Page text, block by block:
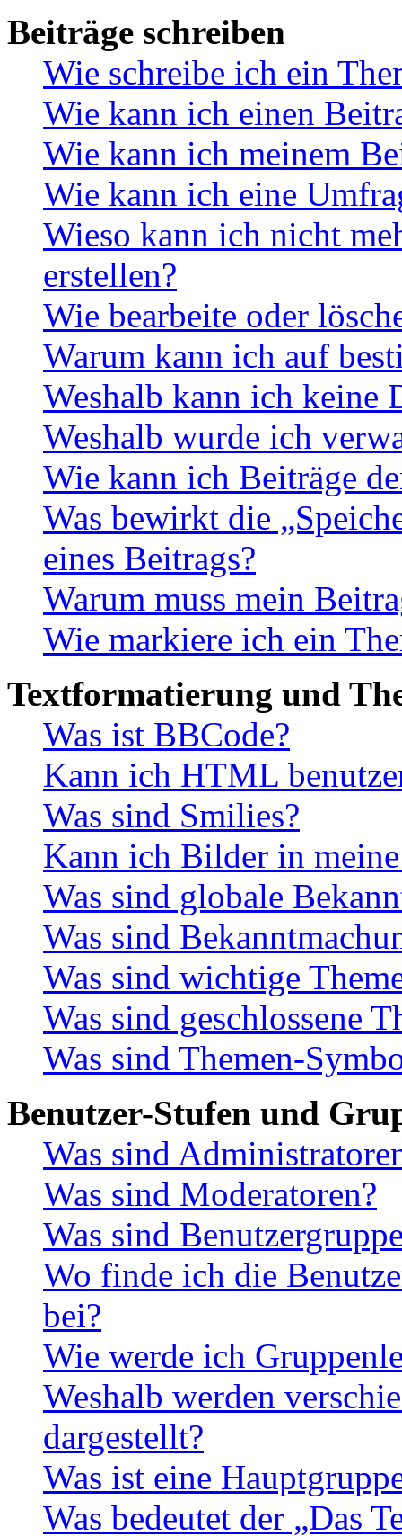
Beiträge schreiben
Wie schreibe ich ein
Wie kann ich einen
Wie kann ich meinem
Wie kann ich eine
Wieso kann ich nicht
erstellen?
Wie bearbeite oder
Warum kann ich auf
Weshalb kann ich keine
Weshalb wurde ich
Wie kann ich Beiträge
Was bewirkt die
eines Beitrags?
Warum muss mein
Wie markiere ich ein
Textformatierung und
Was ist BBCode?
Kann ich HTML
Was sind Smilies?
Kann ich Bilder in
Was sind globale
Was sind
Was sind wichtige
Was sind geschlossene
Was sind Themen-
Benutzer-Stufen und
Was sind
Was sind Moderatoren?
Was sind
Wo finde ich die
bei?
Wie werde ich
Weshalb werden
dargestellt?
Was ist eine
Was bedeutet der „Das